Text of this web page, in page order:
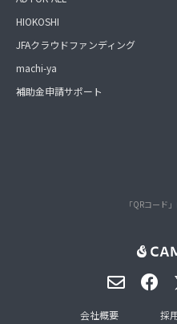
HIOKOSHI
JFAクラウドファンディング
machi-ya
補助金申請サポート
「QRコード
会社概要 採